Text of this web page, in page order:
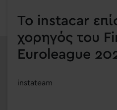
Το instacar
χορηγός του
Euroleague
instateam